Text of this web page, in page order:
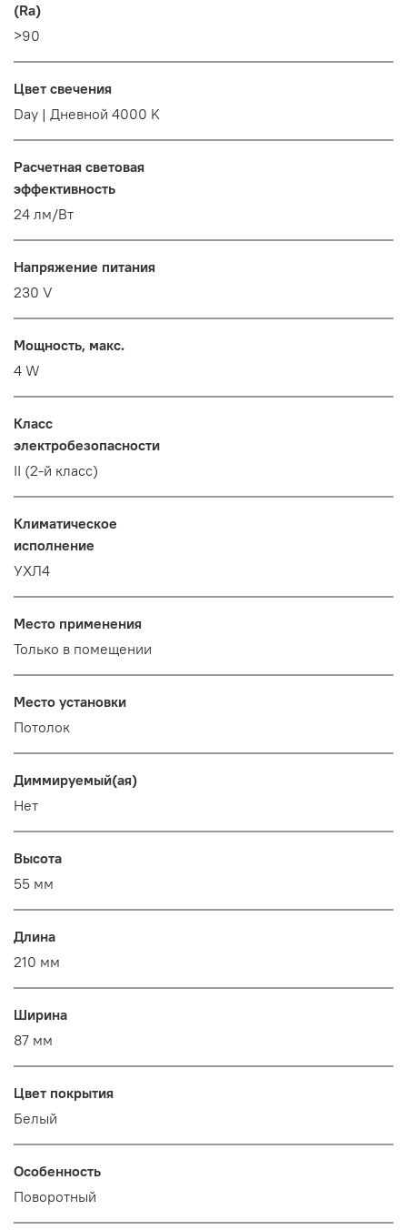
(Ra)
>90
Цвет свечения
Day | Дневной 4000 K
Расчетная световая
эффективность
24 лм/Вт
Напряжение питания
230 V
Мощность, макс.
4 W
Класс
электробезопасности
II (2-й класс)
Климатическое
исполнение
УХЛ4
Место применения
Только в помещении
Место установки
Потолок
Диммируемый(ая)
Нет
Высота
55 мм
Длина
210 мм
Ширина
87 мм
Цвет покрытия
Белый
Особенность
Поворотный